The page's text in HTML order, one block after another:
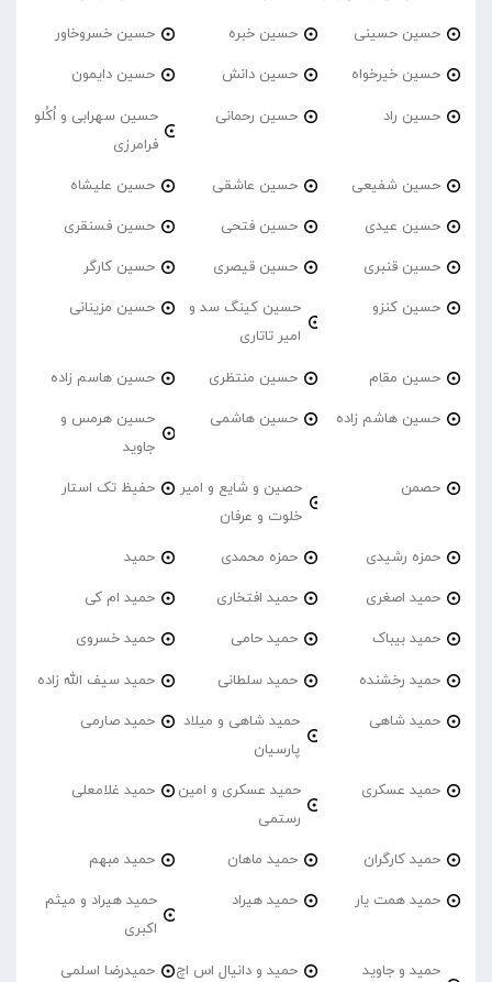
حسین حسینی حسین خبره حسین خسروخاور
حسین خیرخواه حسین دانش حسین دایمون
حسین راد حسین رحمانی
حسین سهرابی و اُکُلو
فرامرزی
حسین شفیعی حسین عاشقی حسین علیشاه
حسین عیدی حسین فتحی حسین فسنقری
حسین قنبری حسین قیصری حسین کارگر
حسین کنزو
حسین کینگ سد و
امیر تاتاری
حسین مزینانی
حسین مقام حسین منتظری حسین هاسم زاده
حسین هاشم زاده حسین هاشمی
حسین هرمس و
جاوید
حصمن
حصین و شایع و امیر
خلوت و عرفان
حفیظ تک استار
حمزه رشیدی حمزه محمدی حمید
حمید اصغری حمید افتخاری حمید ام کی
حمید بیباک حمید حامی حمید خسروی
حمید رخشنده حمید سلطانی حمید سیف الله زاده
حمید شاهی
حمید شاهی و میلاد
پارسیان
حمید صارمی
حمید عسکری
حمید عسکری و امین
رستمی
حمید غلامعلی
حمید کارگران حمید ماهان حمید مبهم
حمید همت یار حمید هیراد
حمید هیراد و میثم
اکبری
حمید و جاوید
حمید و دانیال اس اچ حمیدرضا اسلمی